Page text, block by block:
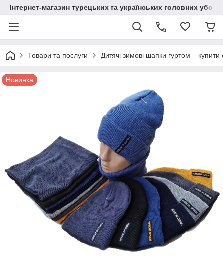
Інтернет-магазин турецьких та українських головних
Товари та послуги Дитячі зимові шапки гуртом – купити
Новинка